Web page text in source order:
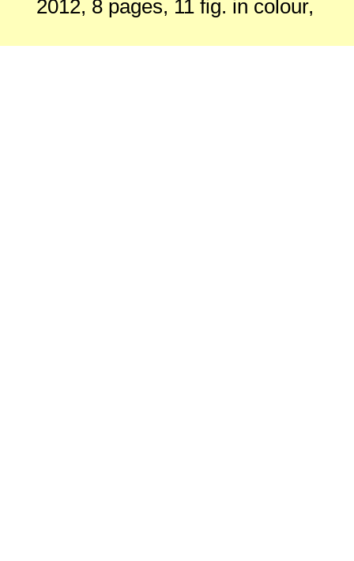
2012, 8 pages, 11 fig. in colour,